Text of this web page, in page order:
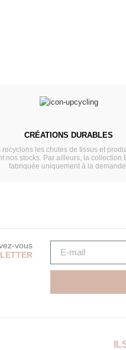
CRÉATIONS DURABLES
recyclons les chutes de tissus et
nos stocks. Par ailleurs, la collection
fabriquée uniquement à la
vous